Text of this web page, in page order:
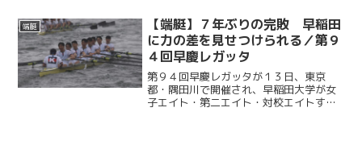
選手たちは渾身の力をオールに込めた。
早慶レガッタ後、初めての...
端艇
【端艇】７年ぶりの完敗 早稲田
に力の差を見せつけられる／第９
４回早慶レガッタ
第９４回早慶レガッタが１３日、東京
都・隅田川で開催され、早稲田大学が女
子エイト・第二エイト・対校エイトすべ